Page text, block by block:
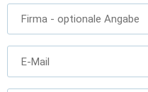
Firma - optionale Angabe
E-Mail